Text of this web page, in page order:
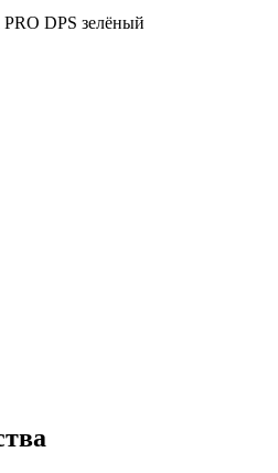
DPS зелёный